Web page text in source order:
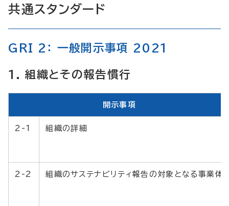
共通スタンダード
GRI 2： 一般開示事項 2021
1. 組織とその報告慣行
開示事項
2-1 組織の詳細
2-2 組織のサステナビリティ報告の対象となる事業体